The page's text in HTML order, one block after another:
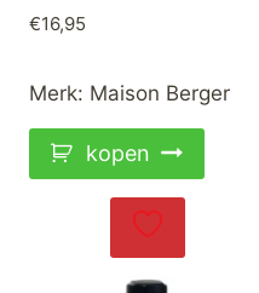
€16,95
Merk: Maison Berger
kopen